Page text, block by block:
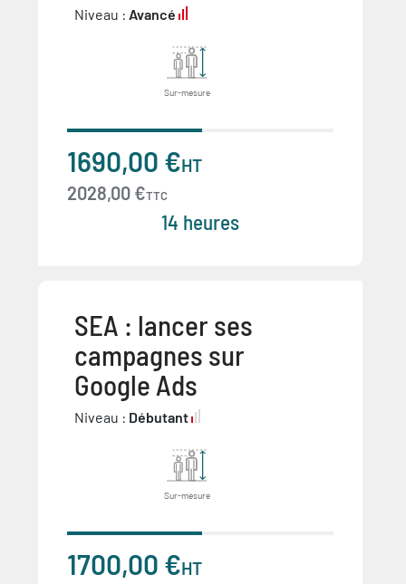
Niveau : Avancé
Sur-mesure
1690,00 €HT
2028,00 €TTC
14 heures
SEA : lancer ses
campagnes sur
Google Ads
Niveau : Débutant
Sur-mesure
1700,00 €HT